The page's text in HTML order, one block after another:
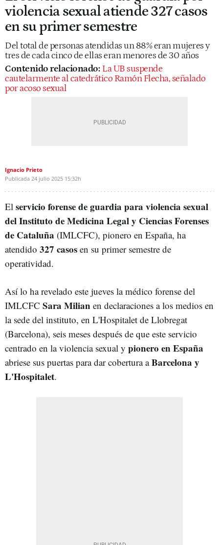
violencia sexual atiende 327 casos
en su primer semestre
Del total de personas atendidas un 88% eran mujeres y
tres de cada cinco de ellas eran menores de 30 años
Contenido relacionado: La UB suspende
cautelarmente al catedrático Ramón Flecha, señalado
por acoso sexual
Ignacio Prieto
Publicada 24 julio 2025 15:32h
El servicio forense de guardia para violencia sexual
del Instituto de Medicina Legal y Ciencias Forenses
de Cataluña (IMLCFC), pionero en España, ha
atendido 327 casos en su primer semestre de
operatividad.
Así lo ha revelado este jueves la médico forense del
IMLCFC Sara Milian en declaraciones a los medios en
la sede del instituto, en L'Hospitalet de Llobregat
(Barcelona), seis meses después de que este servicio
centrado en la violencia sexual y pionero en España
abriese sus puertas para dar cobertura aBarcelona y
L'Hospitalet.